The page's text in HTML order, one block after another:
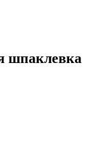
шпаклевка